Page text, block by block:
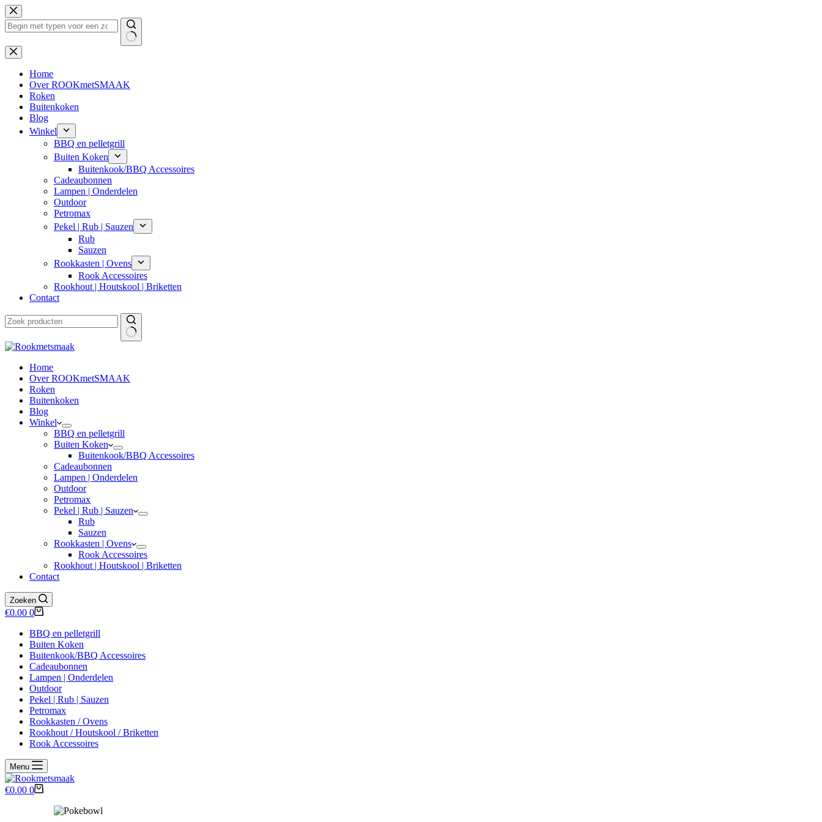
Ga
naar
de
Geen
resultaten
Home
Over ROOKmetSMAAK
Roken
Buitenkoken
Blog
Winkel
BBQ en pelletgrill
Buiten Koken
Buitenkook/BBQ Accessoires
Cadeaubonnen
Lampen | Onderdelen
Outdoor
Petromax
Pekel | Rub | Sauzen
Rub
Sauzen
Rookkasten | Ovens
Rook Accessoires
Rookhout | Houtskool | Briketten
Contact
Home
Over ROOKmetSMAAK
Roken
Buitenkoken
Blog
Winkel
BBQ en pelletgrill
Buiten Koken
Buitenkook/BBQ Accessoires
Cadeaubonnen
Lampen | Onderdelen
Outdoor
Petromax
Pekel | Rub | Sauzen
Rub
Sauzen
Rookkasten | Ovens
Rook Accessoires
Rookhout | Houtskool | Briketten
Contact
Zoeken
Winkelwagen
€0.00 0
BBQ en pelletgrill
Buiten Koken
Buitenkook/BBQ Accessoires
Cadeaubonnen
Lampen | Onderdelen
Outdoor
Pekel | Rub | Sauzen
Petromax
Rookkasten / Ovens
Rookhout / Houtskool / Briketten
Rook Accessoires
Menu
Winkelwagen
€0.00 0